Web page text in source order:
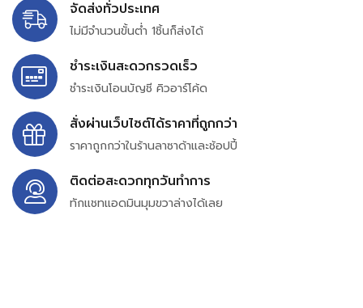
จัดส่งทั่วประเทศ
ไม่มีจำนวนขั้นต่ำ 1ชิ้นก็ส่งได้
ชำระเงินสะดวกรวดเร็ว
ชำระเงินโอนบัญชี คิวอาร์โค้ด
สั่งผ่านเว็บไซต์ได้ราคาที่ถูกกว่า
ราคาถูกกว่าในร้านลาซาด้าและช้อปปี้
ติดต่อสะดวกทุกวันทำการ
ทักแชทแอดมินมุมขวาล่างได้เลย